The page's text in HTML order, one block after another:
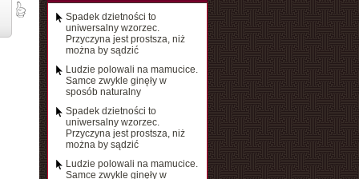
Spadek dzietności to
uniwersalny wzorzec.
Przyczyna jest prostsza, niż
można by sądzić
Ludzie polowali na mamucice.
Samce zwykle ginęły w
sposób naturalny
Spadek dzietności to
uniwersalny wzorzec.
Przyczyna jest prostsza, niż
można by sądzić
Ludzie polowali na mamucice.
Samce zwykle ginęły w